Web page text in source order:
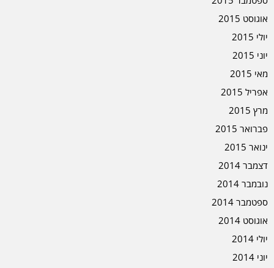
אוגוסט 2015
יולי 2015
יוני 2015
מאי 2015
אפריל 2015
מרץ 2015
פברואר 2015
ינואר 2015
דצמבר 2014
נובמבר 2014
ספטמבר 2014
אוגוסט 2014
יולי 2014
יוני 2014